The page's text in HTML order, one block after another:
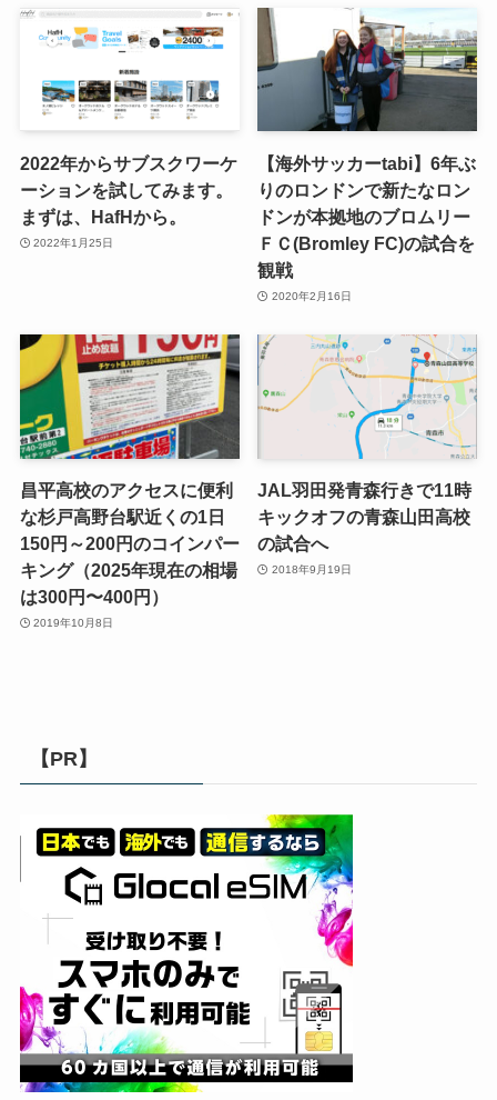
2022年からサブスクワーケ
ーションを試してみます。
まずは、HafHから。
2022年1月25日
【海外サッカーtabi】6年ぶ
りのロンドンで新たなロン
ドンが本拠地のブロムリー
ＦＣ(Bromley FC)の試合を
観戦
2020年2月16日
昌平高校のアクセスに便利
な杉戸高野台駅近くの1日
150円～200円のコインパー
キング（2025年現在の相場
は300円〜400円）
2019年10月8日
JAL羽田発青森行きで11時
キックオフの青森山田高校
の試合へ
2018年9月19日
【PR】